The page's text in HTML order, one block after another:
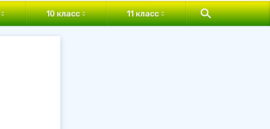
10 класс 11 класс